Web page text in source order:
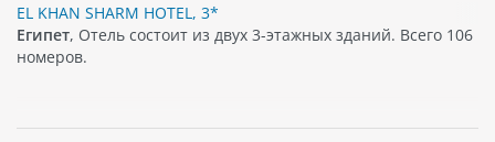
EL KHAN SHARM HOTEL, 3*
Египет, Отель состоит из двух 3-этажных зданий. Всего 106
номеров.